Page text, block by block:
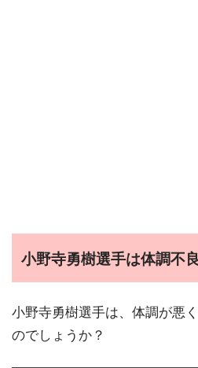
小野寺勇樹選手は体調不
小野寺勇樹選手は、体調が悪
のでしょうか？